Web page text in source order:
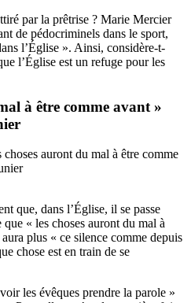
par la prêtrise ? Marie Mercier
de pédocriminels dans le sport,
l’Église ». Ainsi, considère-t-
l’Église est un refuge pour les
à être comme avant »
auront du mal à être comme
que, dans l’Église, il se passe
« les choses auront du mal à
plus « ce silence comme depuis
chose est en train de se
les évêques prendre la parole »